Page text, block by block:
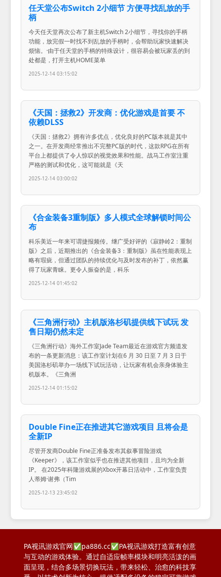
任天堂公布Switch 2小细节 方便寻找乱放的手
柄
今天任天堂再次公布了新主机Switch 2小细节，寻找你的手柄
功能，放完假一时找不到乱放的手柄时，会帮助玩家快速解决
烦恼。·由于任天堂的手柄的特殊设计，很容易会被玩家丢的到
处都是，打开主机HOME菜单
2025-12-14 03:15:02
《天国：拯救2》开发商：优化游戏是首要 不
依赖DLSS
《天国：拯救2》拥有许多优点，优化良好的PC版本就是其中
之一。在开发商经常推出不完整PC版的时代，这款RPG在所有
平台上都提供了令人惊叹的视觉效果和性能。战马工作室注重
严格的测试和优化，这可能就是《天
2025-12-14 03:00:02
《合金装备3重制版》多人模式全球解锁时间公
布
科乐美近一年来可谓捷报频传。继广受好评的《寂静岭2：重制
版》之后，近期推出的《合金装备3：重制版》虽在性能表现上
略有瑕疵，但通过团队的持续优化与及时发布的补丁，依然赢
得了玩家青睐。更令人振奋的是，科乐
2025-12-14 01:45:02
《三角洲行动》主机版洛杉矶提供线下试玩 发
售日期仍然未定
《三角洲行动》海外工作室Jade Team最近在游戏官方频道发
布的一条更新消息：该工作室计划在6 月 30 日至 7 月 3 日于
美国洛杉矶举办一场线下试玩活动，让玩家有机会亲身体验主
机版本。《三角洲
2025-12-14 01:15:02
Double Fine正在推进其它游戏项目 且将会是
全新IP
尽管开发商Double Fine正准备发布其叙事冒险游戏
《Keeper》，该工作室似乎也在推进其他项目，且均为全新
IP。 在2025年科隆游戏展的Xbox开幕日活动中，工作室负责
人蒂姆·谢弗（Tim
2025-12-13 23:45:02
PA视讯游戏官网✅pa886.cc✅PA视讯游戏打造富有创意
与互动的游戏体验。通过自适应帧率模块和明亮活泼的画
面呈现，结合多场景切换玩法，带来轻松、治愈的科技享